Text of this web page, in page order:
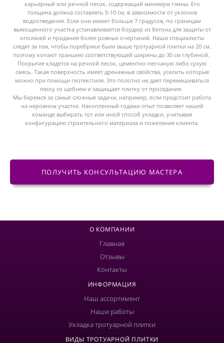
карьерный или речной песок, содержащий минимум глины. Его
толщина должна составлять 5-10 см, в зависимости от уклонов
водоотведения. Если они имеют больше 7 градусов, по границам
вымощенного участка устанавливается бордюр из бетона для защиты от
оползней и придания более ровных очертаний. Наши специалисты
следят за тем, чтобы поребрики были выше тротуарной плитки на 20 см,
поэтому копают траншею соответствующей ширины до 30 см глубиной.
Покрытие кладется на речной песок, цементно-песчаную либо сухую
смесь. Такая поверхность имеет дренажные свойства, усилить которые
можно при помощи геотекстиля. Это полотно не дает перемешиваться
песку со щебнем и защищает плитку от проседания.
Мы беремся за самые сложные задачи, например, если предстоит работа
на неровном участке. Накопленный годами опыт позволяет нашей
команде выбирать тот или иной способ укладки, учитывая
конфигурацию строительного материала и пожелания клиента.
ПОЛУЧИТЬ КОНСУЛЬТАЦИЮ МАСТЕРА
О КОМПАНИИ
Главная
Отзывы
Контакты
ИНФОРМАЦИЯ
Наш ассортимент
Наши работы
Укладка тротуарной плитки
ВИДЫ ТРОТУАРНОЙ ПЛИТКИ